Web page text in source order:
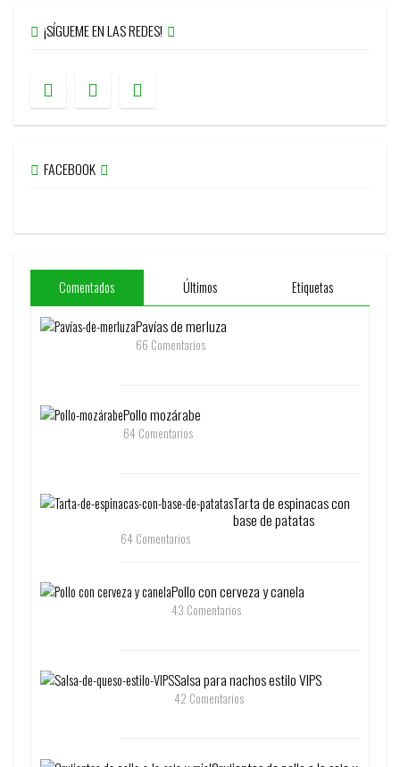
¡SÍGUEME EN LAS REDES!
FACEBOOK
Comentados Últimos Etiquetas
Pavías de merluza
66 Comentarios
Pollo mozárabe
64 Comentarios
Tarta de espinacas con
base de patatas
64 Comentarios
Pollo con cerveza y canela
43 Comentarios
Salsa para nachos estilo VIPS
42 Comentarios